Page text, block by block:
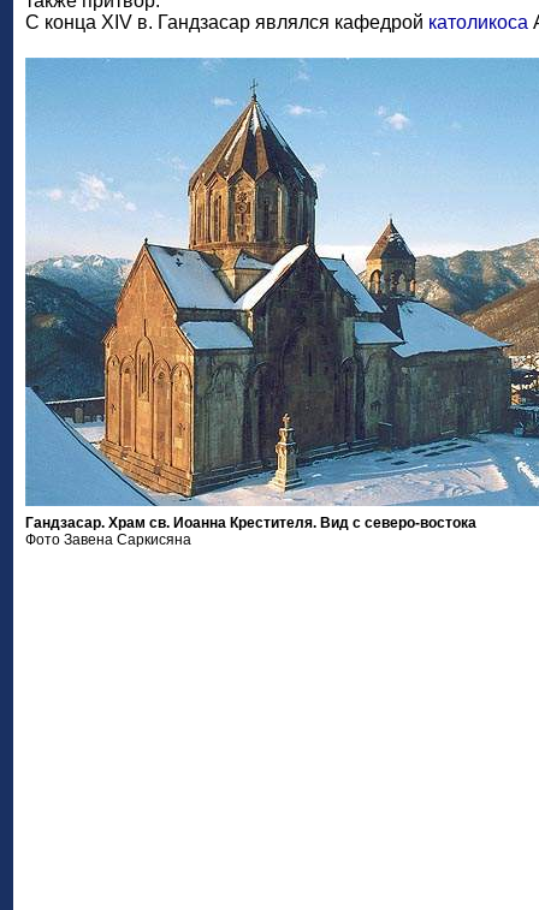
С конца XIV в. Гандзасар являлся кафедрой католикоса
Гандзасар. Храм св. Иоанна Крестителя. Вид с северо-востока
Фото Завена Саркисяна